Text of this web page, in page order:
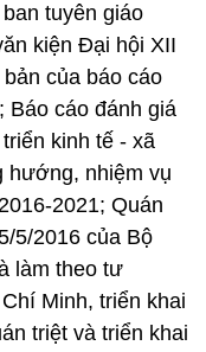
tuyên giáo
kiện Đại hội XII
của báo cáo
cáo đánh giá
kinh tế - xã
hướng, nhiệm vụ
2021; Quán
5/2016 của Bộ
làm theo tư
Minh, triển khai
triệt và triển khai